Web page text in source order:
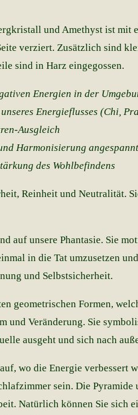
und Amethyst ist mit
verziert. Zusätzlich sind
sind in Harz eingegossen.
Energien in der
(Chi,
des Wohlbefindens
Reinheit und Neutralität.
auf unsere Phantasie. Sie
in die Tat umzusetzen
und Selbstsicherheit.
geometrischen Formen,
und Veränderung. Sie
ausgeht und sich nach
wo die Energie verbessert
sein. Die
Natürlich können Sie sich